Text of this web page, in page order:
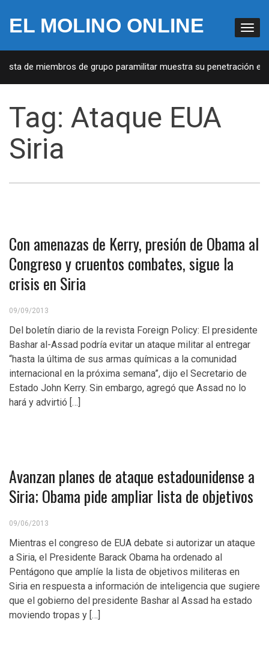
EL MOLINO ONLINE
de miembros de grupo paramilitar muestra su penetración en
Tag: Ataque EUA
Siria
Con amenazas de Kerry, presión de Obama al
Congreso y cruentos combates, sigue la
crisis en Siria
09/09/2013
Del boletín diario de la revista Foreign Policy: El presidente
Bashar al-Assad podría evitar un ataque militar al entregar
“hasta la última de sus armas químicas a la comunidad
internacional en la próxima semana”, dijo el Secretario de
Estado John Kerry. Sin embargo, agregó que Assad no lo
hará y advirtió […]
Avanzan planes de ataque estadounidense a
Siria; Obama pide ampliar lista de objetivos
09/06/2013
Mientras el congreso de EUA debate si autorizar un ataque
a Siria, el Presidente Barack Obama ha ordenado al
Pentágono que amplíe la lista de objetivos militeras en
Siria en respuesta a información de inteligencia que sugiere
que el gobierno del presidente Bashar al Assad ha estado
moviendo tropas y […]